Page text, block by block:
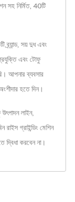
সহ নির্মিত, 40টি
সয় দুধ এবং
এবং টোফু
আপনার ব্যবসার
হতে দিন।
লাইন,
রাইস গ্রাইন্ডিং মেশিন
দ্বিধা করবেন না।